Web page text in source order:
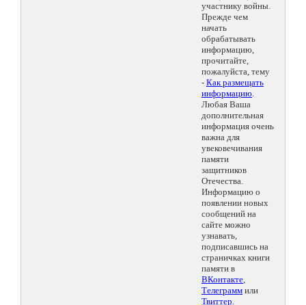
участнику войны.
Прежде чем
начать
обрабатывать
информацию,
прочитайте,
пожалуйста, тему
- Как размещать
информацию.
Любая Ваша
дополнительная
информация очень
важна для
увековечивания
памяти
защитников
Отечества.
Информацию о
появлении новых
сообщений на
сайте можно
узнавать,
подписавшись на
страничках книги
памяти в
ВКонтакте,
Телеграмм или
Твиттер.